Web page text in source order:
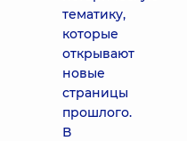
тематику,
которые
открывают
новые
страницы
прошлого.
В